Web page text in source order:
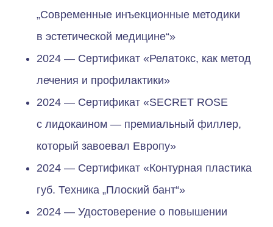
„Современные инъекционные методики
в эстетической медицине“»
2024 — Сертификат «Релатокс, как метод
лечения и профилактики»
2024 — Сертификат «SECRET ROSE
с лидокаином — премиальный филлер,
который завоевал Европу»
2024 — Сертификат «Контурная пластика
губ. Техника „Плоский бант“»
2024 — Удостоверение о повышении
Ваше имя
Отправить
Отправляя форму, вы даете
на обработку и использование персональных
данных